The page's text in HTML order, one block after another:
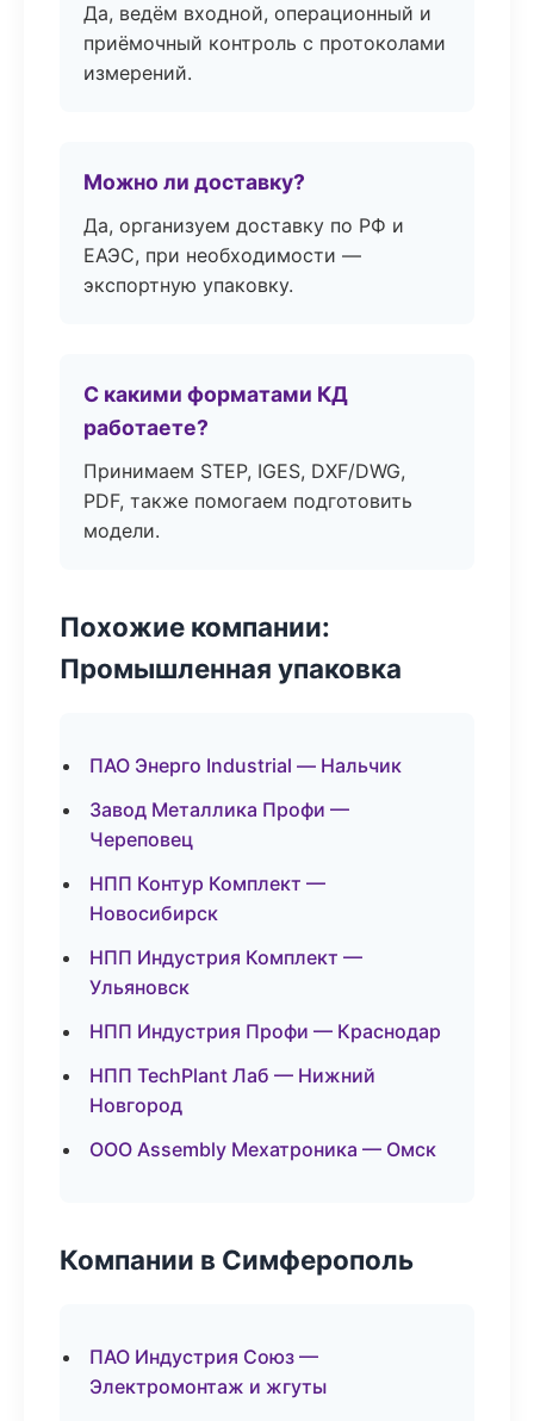
Да, ведём входной, операционный и
приёмочный контроль с протоколами
измерений.
Можно ли доставку?
Да, организуем доставку по РФ и
ЕАЭС, при необходимости —
экспортную упаковку.
С какими форматами КД
работаете?
Принимаем STEP, IGES, DXF/DWG,
PDF, также помогаем подготовить
модели.
Похожие компании:
Промышленная упаковка
ПАО Энерго Industrial — Нальчик
Завод Металлика Профи —
Череповец
НПП Контур Комплект —
Новосибирск
НПП Индустрия Комплект —
Ульяновск
НПП Индустрия Профи — Краснодар
НПП TechPlant Лаб — Нижний
Новгород
ООО Assembly Мехатроника — Омск
Компании в Симферополь
ПАО Индустрия Союз —
Электромонтаж и жгуты